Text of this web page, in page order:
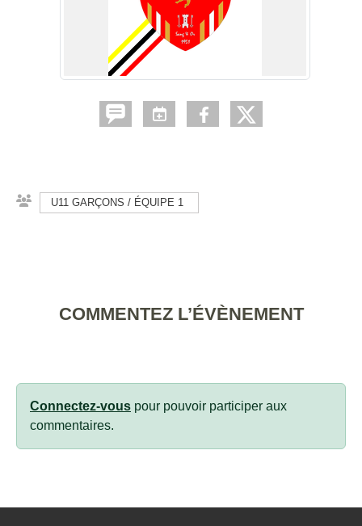
U11 GARÇONS / ÉQUIPE 1
COMMENTEZ L’ÉVÈNEMENT
Connectez-vous pour pouvoir participer aux
commentaires.